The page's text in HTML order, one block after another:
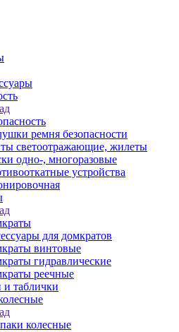
ремня безопасности
светоотражающие, жилеты
одно-, многоразовые
устройства
для домкратов
винтовые
гидравлические
реечные
таблички
колесные